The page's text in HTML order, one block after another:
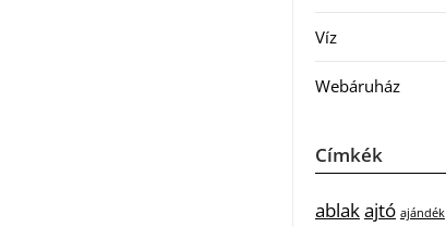
Víz
Webáruház
Címkék
ablakajtó ajándék